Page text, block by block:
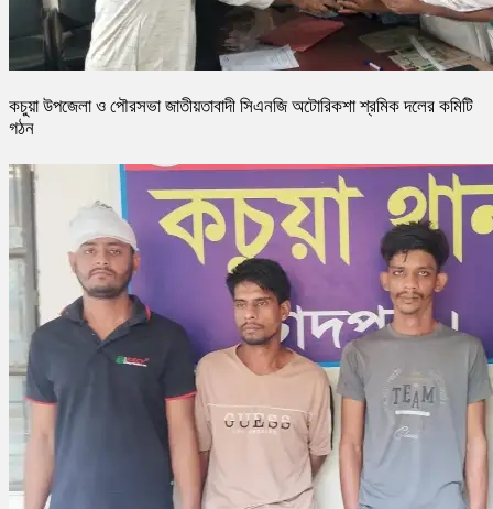
কচুয়া উপজেলা ও পৌরসভা জাতীয়তাবাদী সিএনজি অটোরিকশা শ্রমিক দলের কমিটি
গঠন